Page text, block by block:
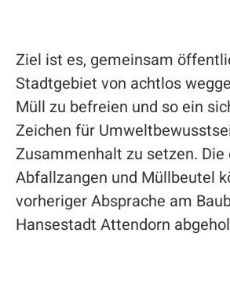
Ziel ist es, gemeinsam
Stadtgebiet von achtlos
Müll zu befreien und so ein
Zeichen für
Zusammenhalt zu setzen.
Abfallzangen und Müllbeutel
vorheriger Absprache am
Hansestadt Attendorn